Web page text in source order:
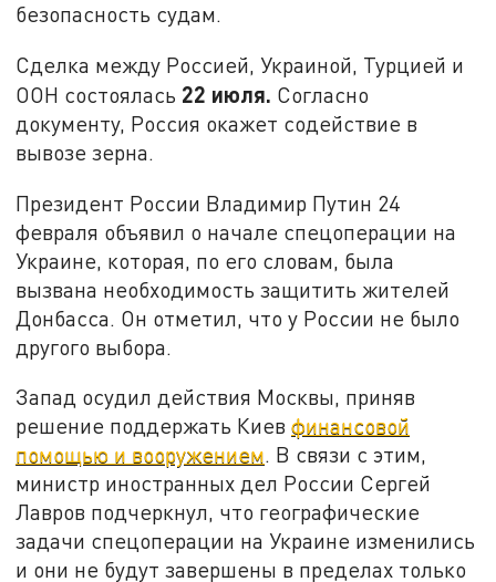
безопасность судам.
Сделка между Россией, Украиной, Турцией и
ООН состоялась 22 июля. Согласно
документу, Россия окажет содействие в
вывозе зерна.
Президент России Владимир Путин 24
февраля объявил о начале спецоперации на
Украине, которая, по его словам, была
вызвана необходимость защитить жителей
Донбасса. Он отметил, что у России не было
другого выбора.
Запад осудил действия Москвы, приняв
решение поддержать Киевфинансовой
помощью и вооружением. В связи с этим,
министр иностранных дел России Сергей
Лавров подчеркнул, что географические
задачи спецоперации на Украине изменились
и они не будут завершены в пределах только